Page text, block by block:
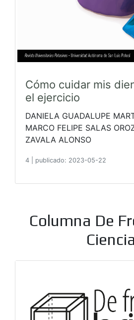
Cómo cuidar mis
el ejercicio
DANIELA GUADALUPE
MARCO FELIPE SALAS
ZAVALA ALONSO
4 publicado: 2023-05-22
Columna De
Ciencia